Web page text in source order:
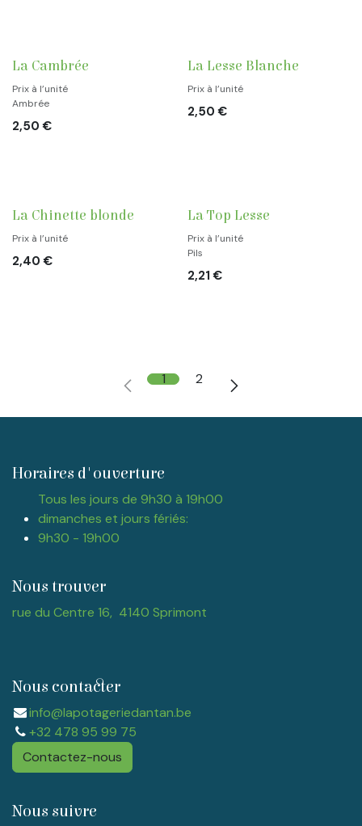
La Cambrée
Prix à l’unité
Ambrée
2,50 €
La Lesse Blanche
Prix à l’unité
2,50 €
La Chinette blonde
Prix à l’unité
2,40 €
La Top Lesse
Prix à l’unité
Pils
2,21 €
1 2
Horaires d'ouverture
Tous les jours de 9h30 à 19h00
dimanches et jours fériés:
9h30 - 19h00
Nous trouver
rue du Centre 16, 4140 Sprimont
Nous contacter
info@lapotageriedantan.be
+32 478 95 99 75
Contactez-nous
Nous suivre